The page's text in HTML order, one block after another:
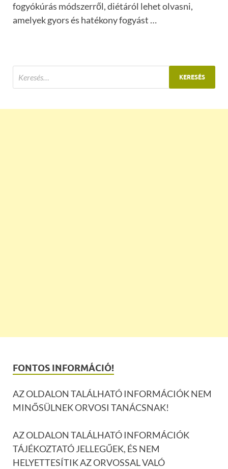
fogyókúrás módszerről, diétáról lehet olvasni,
amelyek gyors és hatékony fogyást …
FONTOS INFORMÁCIÓ!
AZ OLDALON TALÁLHATÓ INFORMÁCIÓK NEM
MINŐSÜLNEK ORVOSI TANÁCSNAK!
AZ OLDALON TALÁLHATÓ INFORMÁCIÓK
TÁJÉKOZTATÓ JELLEGŰEK, ÉS NEM
HELYETTESÍTIK AZ ORVOSSAL VALÓ